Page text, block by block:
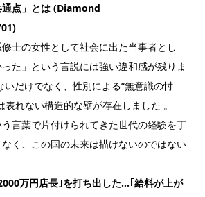
通点」とは (Diamond
士の女性として社会に出た当事者とし
た」という言説には強い違和感が残りま
いだけでなく、性別による“無意識の忖
表れない構造的な壁が存在しました 。
う言葉で片付けられてきた世代の経験を丁
く、この国の未来は描けないのではない
万円店長｣を打ち出した…｢給料が上が